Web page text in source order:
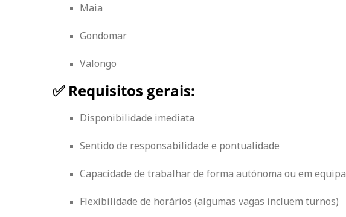
Maia
Gondomar
Valongo
✅ Requisitos gerais:
Disponibilidade imediata
Sentido de responsabilidade e pontualidade
Capacidade de trabalhar de forma autónoma ou em equipa
Flexibilidade de horários (algumas vagas incluem turnos)